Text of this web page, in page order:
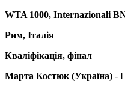
WTA 1000, Internazionali
Рим, Італія
Кваліфікація, фінал
Марта Костюк (Україна) -